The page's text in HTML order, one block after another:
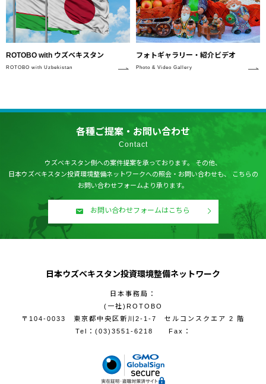
ROTOBO with ウズベキスタン
ROTOBO with Uzbekistan
フォトギャラリー・紹介ビデオ
Photo & Video Gallery
各種ご提案・お問い合わせ
Contact
ウズベキスタン側への案件提案を承っております。
その他、
日本ウズベキスタン投資環境整備ネットワークへの照会・お問い合わせも、
こちらの
お問い合わせフォームより承ります。
お問い合わせフォームはこちら
日本ウズベキスタン投資環境整備ネットワーク
日本事務局：
(一社)ROTOBO
〒104-0033 東京都中央区新川2-1-7 セルコンスクエア 2 階
Tel： (03)3551-6218 Fax：